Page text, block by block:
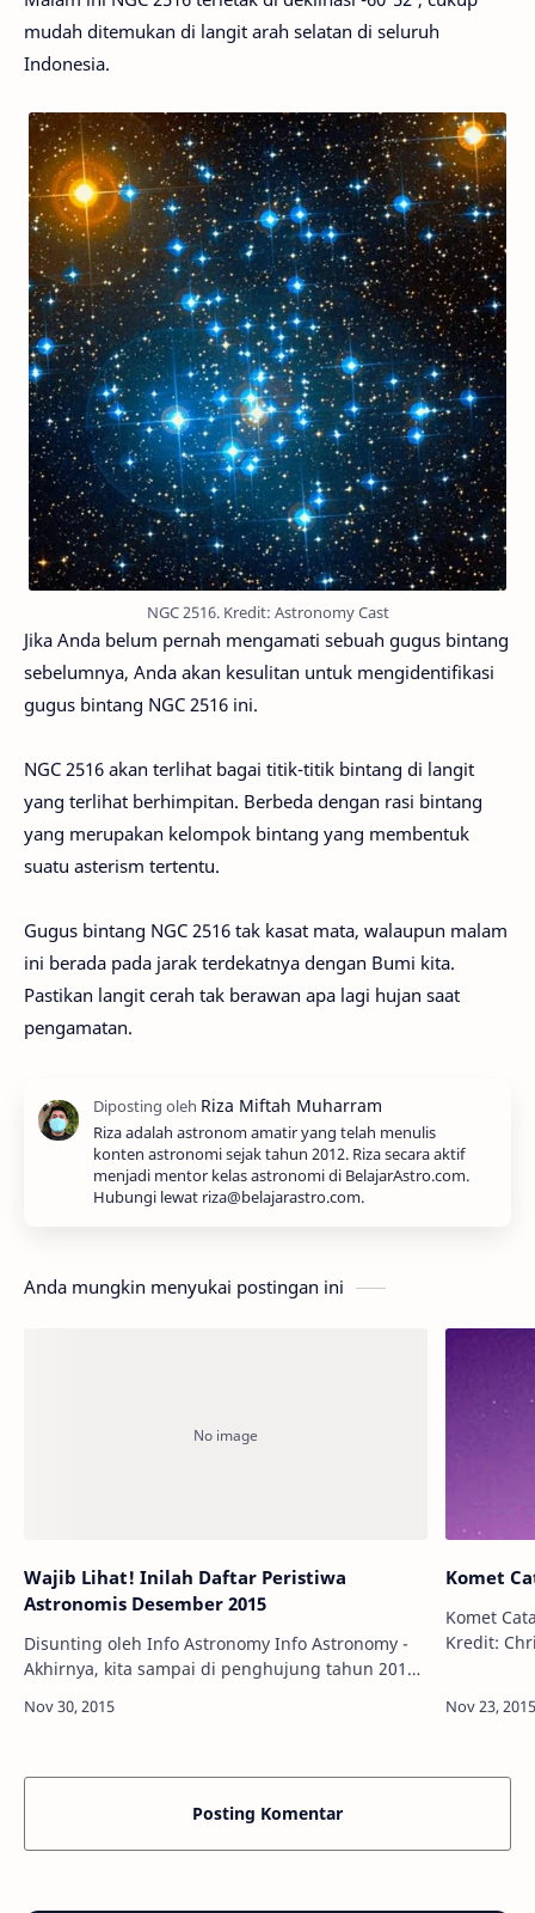
mudah ditemukan di langit arah selatan di seluruh
Indonesia.
NGC 2516. Kredit: Astronomy Cast
Jika Anda belum pernah mengamati sebuah gugus bintang
sebelumnya, Anda akan kesulitan untuk mengidentifikasi
gugus bintang NGC 2516 ini.
NGC 2516 akan terlihat bagai titik-titik bintang di langit
yang terlihat berhimpitan. Berbeda dengan rasi bintang
yang merupakan kelompok bintang yang membentuk
suatu asterism tertentu.
Gugus bintang NGC 2516 tak kasat mata, walaupun malam
ini berada pada jarak terdekatnya dengan Bumi kita.
Pastikan langit cerah tak berawan apa lagi hujan saat
pengamatan.
Riza adalah astronom amatir yang telah menulis
konten astronomi sejak tahun 2012. Riza secara aktif
menjadi mentor kelas astronomi di BelajarAstro.com.
Hubungi lewat riza@belajarastro.com.
Anda mungkin menyukai postingan ini
Wajib Lihat! Inilah Daftar Peristiwa
Astronomis Desember 2015
Disunting oleh Info Astronomy Info Astronomy -
Akhirnya, kita sampai di penghujung tahun 2015.
peristiwa astronomis yang sayang untuk …
Komet
Komet
Kredit: Chris
Posting Komentar